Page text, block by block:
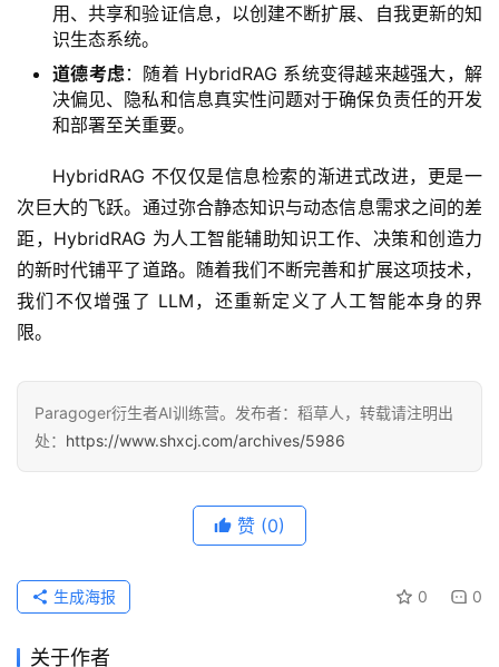
用、共享和验证信息，以创建不断扩展、自我更新的知
识生态系统。
道德考虑 ：随着 HybridRAG 系统变得越来越强大，解
决偏见、隐私和信息真实性问题对于确保负责任的开发
和部署至关重要。
HybridRAG 不仅仅是信息检索的渐进式改进，更是一
次巨大的飞跃。通过弥合静态知识与动态信息需求之间的差
距，HybridRAG 为人工智能辅助知识工作、决策和创造力
的新时代铺平了道路。随着我们不断完善和扩展这项技术，
我们不仅增强了 LLM，还重新定义了人工智能本身的界
限。
Paragoger衍生者AI训练营。发布者：稻草人，转载请注明出
处： https://www.shxcj.com/archives/5986
赞 (0)
0 0
生成海报
关于作者